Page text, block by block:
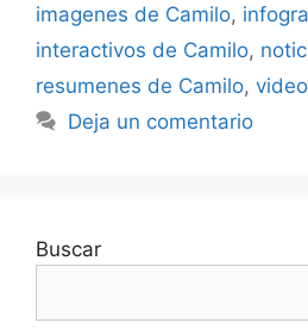
imagenes de Camilo,
interactivos de Camilo,
resumenes de Camilo,
Deja un comentario
Buscar